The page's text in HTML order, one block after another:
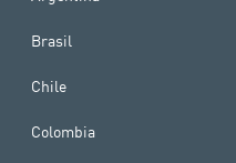
Brasil
Chile
Colombia